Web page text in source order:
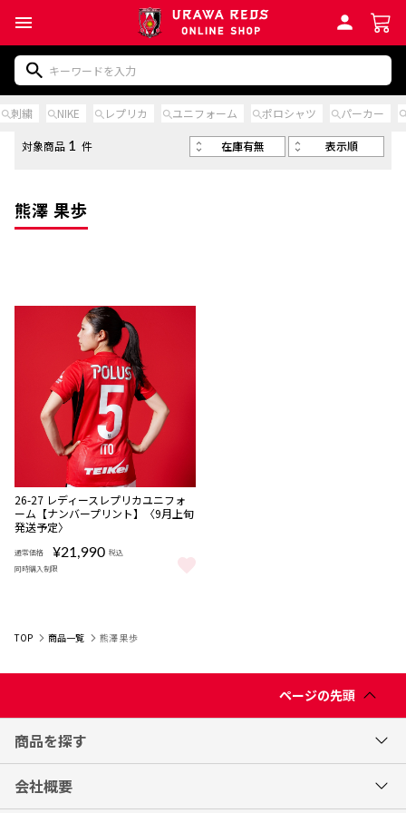
刺繍 NIKE レプリカ ユニフォーム ポロシャツ パーカー
熊澤 果歩
対象商品 1 件 在庫有無 表示順
数量
限定
26-27 レディースレプリカユニフォ
ーム【ナンバープリント】〈9月上旬
発送予定〉
通常価格 ¥21,990 税込
同時購入制限
TOP 商品一覧 熊澤 果歩
ページの先頭
商品を探す
会社概要